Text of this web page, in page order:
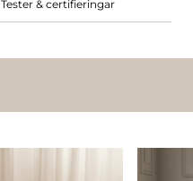
Tester & certifieringar